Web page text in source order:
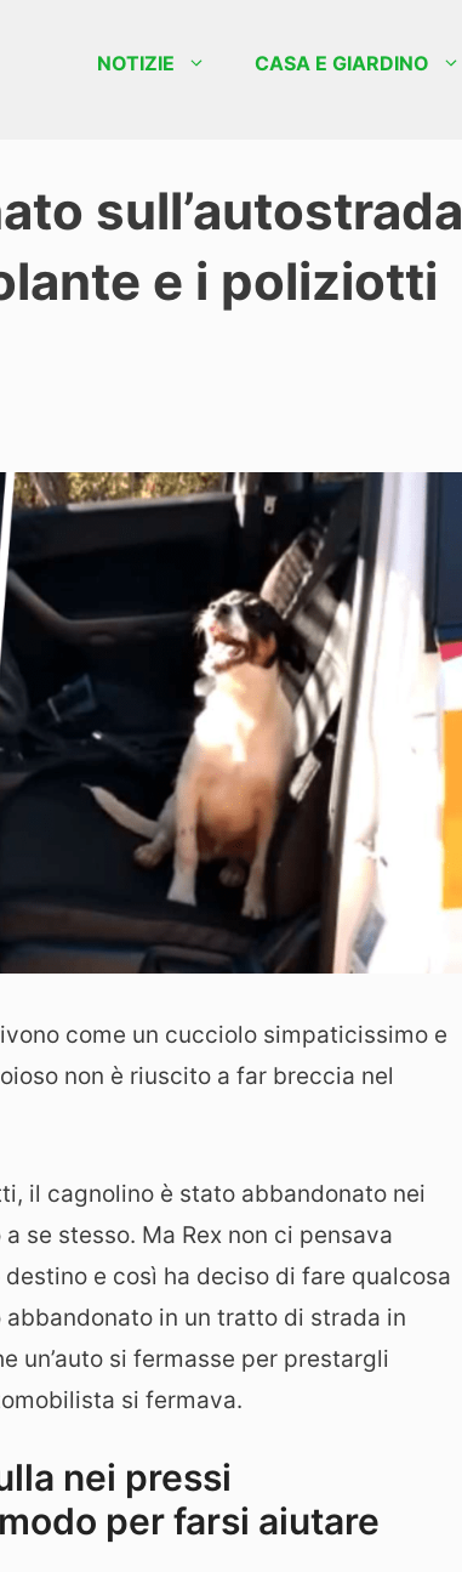
NOTIZIE CASA E GIARDINO
sull’autostrada
e i poliziotti
come un cucciolo simpaticissimo e
non è riuscito a far breccia nel
il cagnolino è stato abbandonato nei
se stesso. Ma Rex non ci pensava
e così ha deciso di fare qualcosa
in un tratto di strada in
un’auto si fermasse per prestargli
si fermava.
nei pressi
per farsi aiutare